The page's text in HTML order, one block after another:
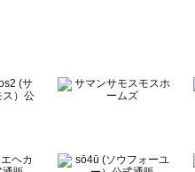
ティーズブルー）のカットソー一覧
ティー）のカットソー一覧